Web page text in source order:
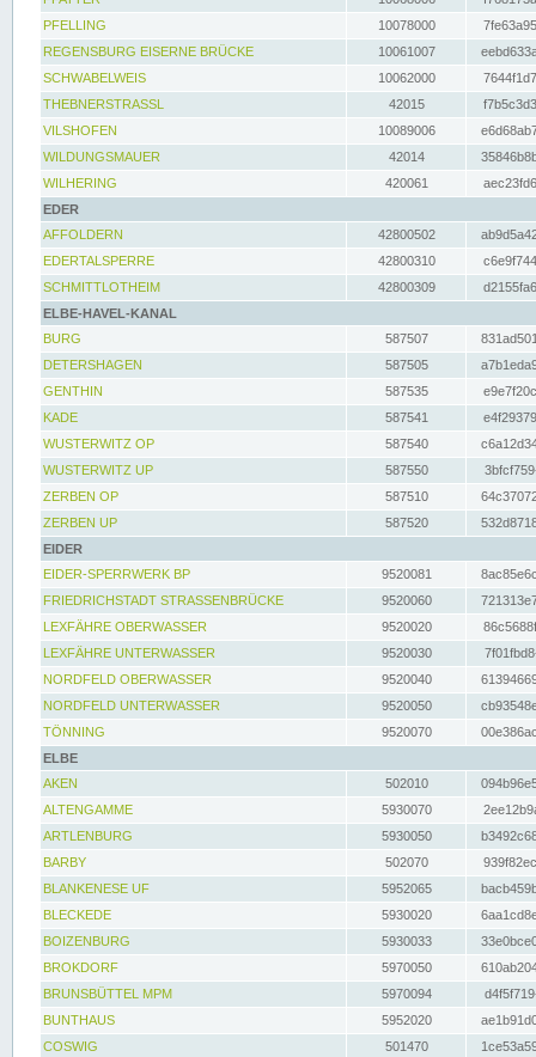
PFELLING
10078000
REGENSBURG EISERNE BRÜCKE
10061007
SCHWABELWEIS
10062000
THEBNERSTRASSL
42015
VILSHOFEN
10089006
WILDUNGSMAUER
42014
WILHERING
420061
EDER
AFFOLDERN
42800502
EDERTALSPERRE
42800310
SCHMITTLOTHEIM
42800309
ELBE-HAVEL-KANAL
BURG
587507
DETERSHAGEN
587505
GENTHIN
587535
KADE
587541
WUSTERWITZ OP
587540
WUSTERWITZ UP
587550
ZERBEN OP
587510
ZERBEN UP
587520
EIDER
EIDER-SPERRWERK BP
9520081
FRIEDRICHSTADT STRASSENBRÜCKE
9520060
LEXFÄHRE OBERWASSER
9520020
LEXFÄHRE UNTERWASSER
9520030
NORDFELD OBERWASSER
9520040
NORDFELD UNTERWASSER
9520050
TÖNNING
9520070
ELBE
AKEN
502010
ALTENGAMME
5930070
ARTLENBURG
5930050
BARBY
502070
BLANKENESE UF
5952065
BLECKEDE
5930020
BOIZENBURG
5930033
BROKDORF
5970050
BRUNSBÜTTEL MPM
5970094
BUNTHAUS
5952020
COSWIG
501470